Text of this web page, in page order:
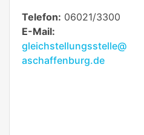
Telefon: 06021/3300
E-Mail:
gleichstellungsstelle@
aschaffenburg.de